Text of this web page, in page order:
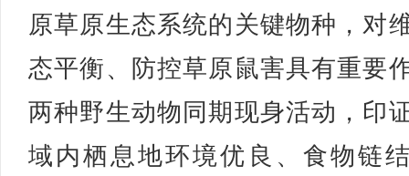
原草原生态系统的关键物种，对
态平衡、防控草原鼠害具有重要
两种野生动物同期现身活动，印
域内栖息地环境优良、食物链